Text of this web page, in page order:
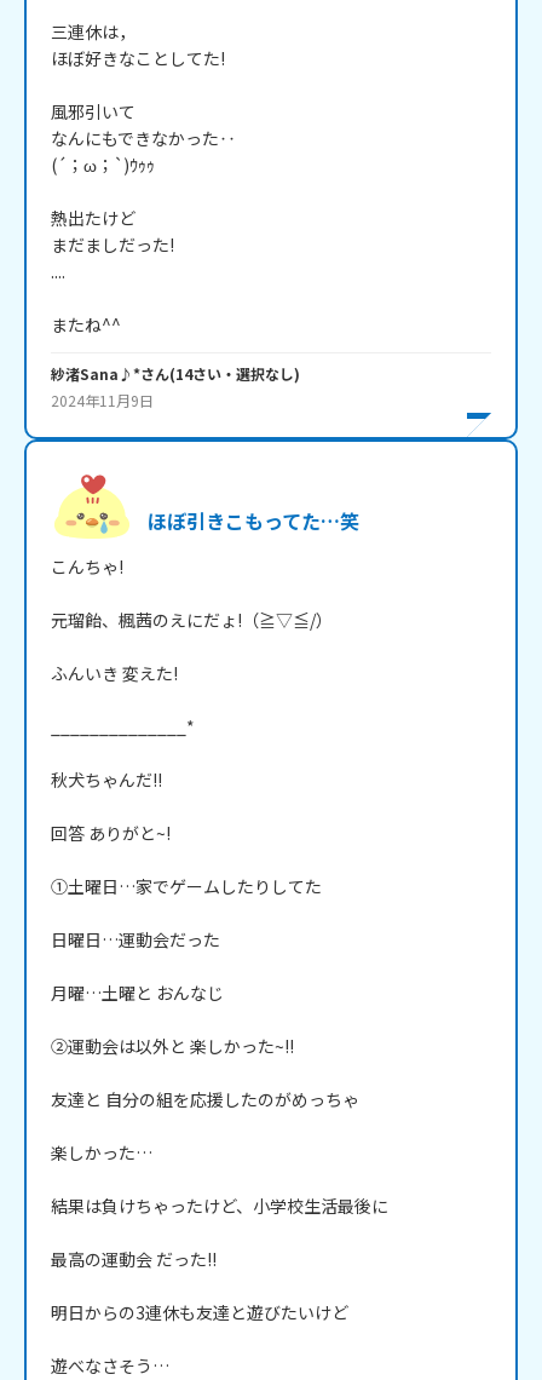
三連休は，
ほぼ好きなことしてた!
風邪引いて
なんにもできなかった‥
(´；ω；`)ｳｩｩ
熱出たけど
まだましだった!
....
またね^^
紗渚Sana♪*さん(14さい・ 選択なし)
2024年11月9日
ほぼ引きこもってた…笑
こんちゃ!
元瑠飴、楓茜のえにだょ!（≧▽≦/）
ふんいき 変えた!
______________*
秋犬ちゃんだ!!
回答 ありがと~!
①土曜日…家でゲームしたりしてた
日曜日…運動会だった
月曜…土曜と おんなじ
②運動会は以外と 楽しかった~!!
友達と 自分の組を応援したのがめっちゃ
楽しかった…
結果は負けちゃったけど、小学校生活最後に
最高の運動会 だった!!
明日からの3連休も友達と遊びたいけど
遊べなさそう…